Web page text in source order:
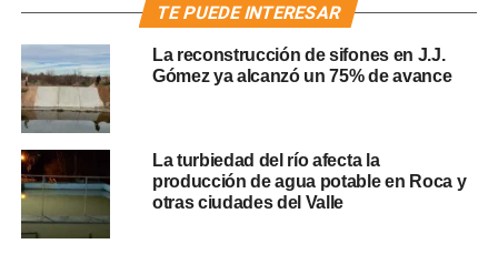
TE PUEDE INTERESAR
La reconstrucción de sifones en J.J.
Gómez ya alcanzó un 75% de avance
La turbiedad del río afecta la
producción de agua potable en Roca y
otras ciudades del Valle